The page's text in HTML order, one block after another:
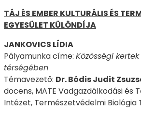
TÁJ ÉS EMBER KULTURÁLIS ÉS
EGYESÜLET KÜLÖNDÍJA
JANKOVICS LÍDIA
Pályamunka címe: Közösségi
térségében
Témavezető: Dr. Bódis Judit
docens, MATE Vadgazdálkodási és
Intézet, Természetvédelmi Biológia